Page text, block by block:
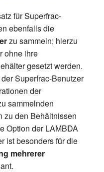
für Superfrac-
ebenfalls die
zu sammeln; hierzu
ohne ihre
gesetzt werden.
Superfrac-Benutzer
der
sammelnden
zu den Behältnissen
Option der LAMBDA
ist besonders für die
mehrerer